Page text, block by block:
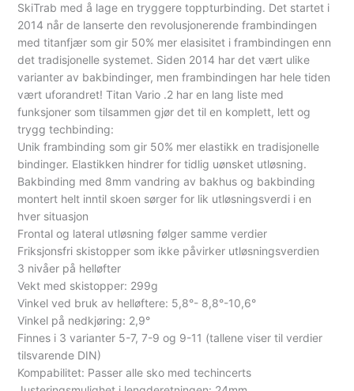
SkiTrab med å lage en tryggere toppturbinding. Det startet i
2014 når de lanserte den revolusjonerende frambindingen
med titanfjær som gir 50% mer elasisitet i frambindingen enn
det tradisjonelle systemet. Siden 2014 har det vært ulike
varianter av bakbindinger, men frambindingen har hele tiden
vært uforandret! Titan Vario .2 har en lang liste med
funksjoner som tilsammen gjør det til en komplett, lett og
trygg techbinding:
Unik frambinding som gir 50% mer elastikk en tradisjonelle
bindinger. Elastikken hindrer for tidlig uønsket utløsning.
Bakbinding med 8mm vandring av bakhus og bakbinding
montert helt inntil skoen sørger for lik utløsningsverdi i en
hver situasjon
Frontal og lateral utløsning følger samme verdier
Friksjonsfri skistopper som ikke påvirker utløsningsverdien
3 nivåer på helløfter
Vekt med skistopper: 299g
Vinkel ved bruk av helløftere: 5,8°- 8,8°-10,6°
Vinkel på nedkjøring: 2,9°
Finnes i 3 varianter 5-7, 7-9 og 9-11 (tallene viser til verdier
tilsvarende DIN)
Kompabilitet: Passer alle sko med techincerts